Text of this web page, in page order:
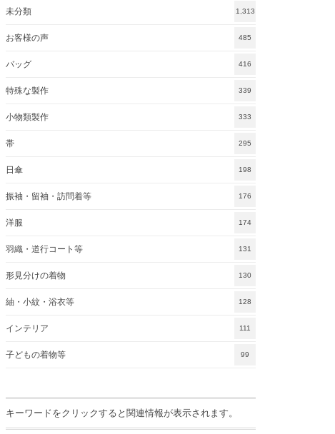
未分類 1,313
お客様の声 485
バッグ 416
特殊な製作 339
小物類製作 333
帯 295
日傘 198
振袖・留袖・訪問着等 176
洋服 174
羽織・道行コート等 131
形見分けの着物 130
紬・小紋・浴衣等 128
インテリア 111
子どもの着物等 99
キーワードをクリックすると関連情報が表示されます。